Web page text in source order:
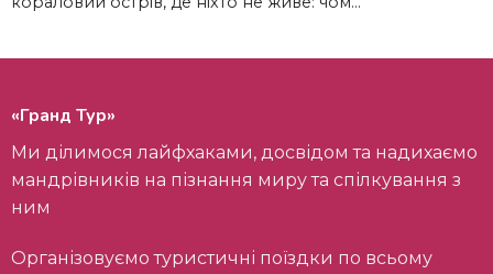
«Гранд Тур»
Ми ділимося лайфхаками, досвідом та надихаємо
мандрівників на пізнання миру та спілкування з
ним
Організовуємо туристичні поїздки по всьому